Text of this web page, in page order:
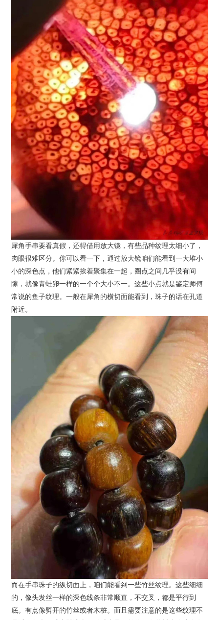
犀角手串要看真假，还得借用放大镜，有些品种纹理太细小了，
肉眼很难区分。你可以看一下，通过放大镜咱们能看到一大堆小
小的深色点，他们紧紧挨着聚集在一起，圈点之间几乎没有间
隙，就像青蛙卵一样的一个个大小不一。这些小点就是鉴定师傅
常说的鱼子纹理。一般在犀角的横切面能看到，珠子的话在孔道
附近。
而在手串珠子的纵切面上，咱们能看到一些竹丝纹理。这些细细
的，像头发丝一样的深色线条非常顺直，不交叉，都是平行到
底。有点像劈开的竹丝或者木桩。而且需要注意的是这些纹理不